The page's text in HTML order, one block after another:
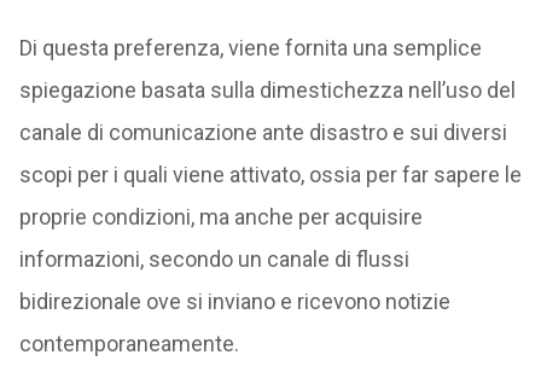
Di questa preferenza, viene fornita una semplice
spiegazione basata sulla dimestichezza nell’uso del
canale di comunicazione ante disastro e sui diversi
scopi per i quali viene attivato, ossia per far sapere le
proprie condizioni, ma anche per acquisire
informazioni, secondo un canale di flussi
bidirezionale ove si inviano e ricevono notizie
contemporaneamente.